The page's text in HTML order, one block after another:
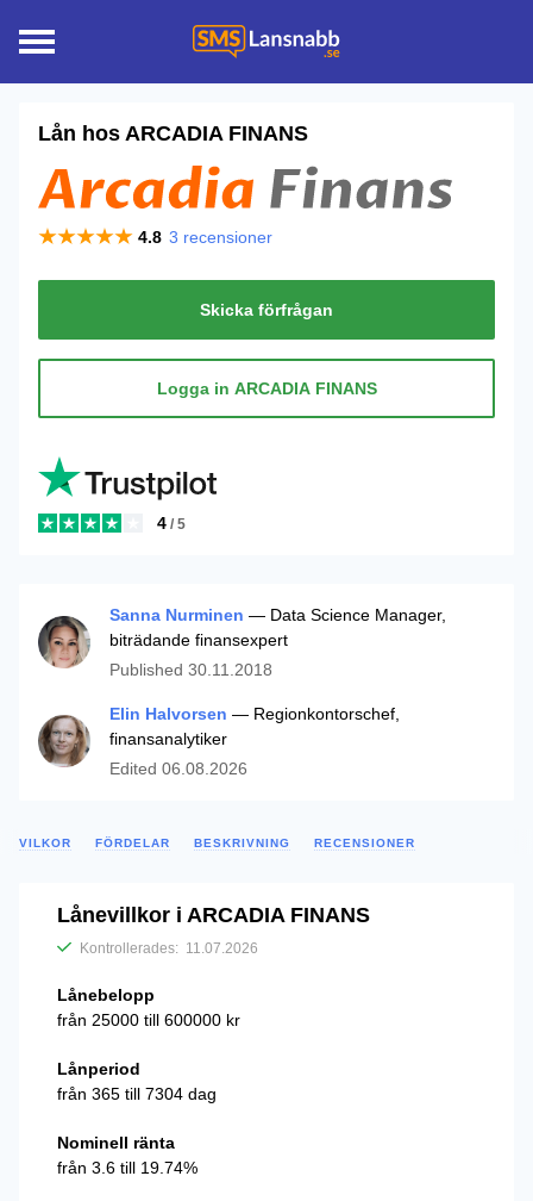
Lån hos ARCADIA FINANS
4.8 3 recensioner
Skicka förfrågan
Logga in ARCADIA FINANS
4 / 5
Sanna Nurminen — Data Science Manager,
biträdande finansexpert
Published 30.11.2018
Elin Halvorsen — Regionkontorschef,
finansanalytiker
Edited 06.08.2026
VILKOR FÖRDELAR BESKRIVNING RECENSIONER
Lånevillkor i ARCADIA FINANS
Kontrollerades: 11.07.2026
Lånebelopp
från 25000 till 600000 kr
Lånperiod
från 365 till 7304 dag
Nominell ränta
från 3.6 till 19.74%